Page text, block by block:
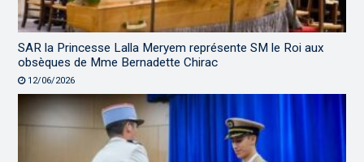
SAR la Princesse Lalla Meryem représente SM le Roi aux
obsèques de Mme Bernadette Chirac
12/06/2026